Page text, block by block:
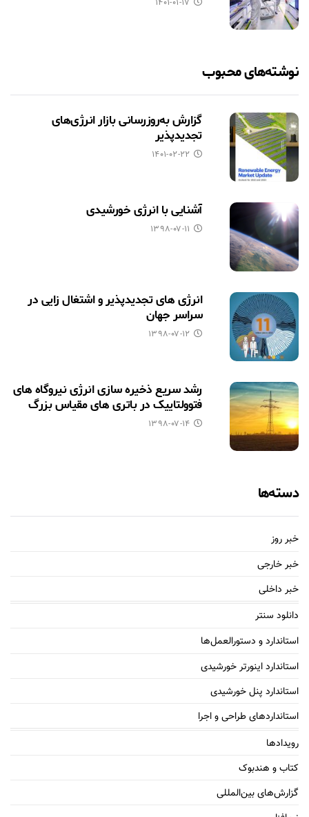
۱۴۰۱-۰۱-۱۷
نوشته‌های محبوب
گزارش به‌روزرسانی بازار انرژی‌های
تجدیدپذیر
۱۴۰۱-۰۲-۲۲
آشنایی با انرژی خورشیدی
۱۳۹۸-۰۷-۱۱
انرژی های تجدیدپذیر و اشتغال زایی در
سراسر جهان
۱۳۹۸-۰۷-۱۲
رشد سریع ذخیره سازی انرژی نیروگاه های
فتوولتاییک در باتری های مقیاس بزرگ
۱۳۹۸-۰۷-۱۴
دسته‌ها
خبر روز
خبر خارجی
خبر داخلی
دانلود سنتر
استاندارد و دستورالعمل‌ها
استاندارد اینورتر خورشیدی
استاندارد پنل خورشیدی
استانداردهای طراحی و اجرا
رویدادها
کتاب و هندبوک
گزارش‌های بین‌المللی